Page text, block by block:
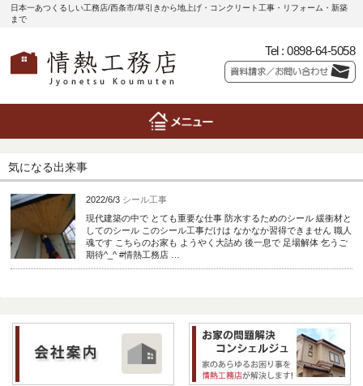
日本一あつくるしい工務店/西条市/草引きから地上げ・コンクリート工事・リフォーム・新築
まで
Tel : 0898-64-5058
気になる出来事
2022/6/3 シール工事
現代建築の中で とても重要な仕事 防水するためのシール 緩衝材と
してのシール このシール工事だけは なかなか習得できません 職人
魂です こちらのお家も ようやく大詰め 後一息で 足場解体 乞うご
期待^_^ #情熱工務店 …